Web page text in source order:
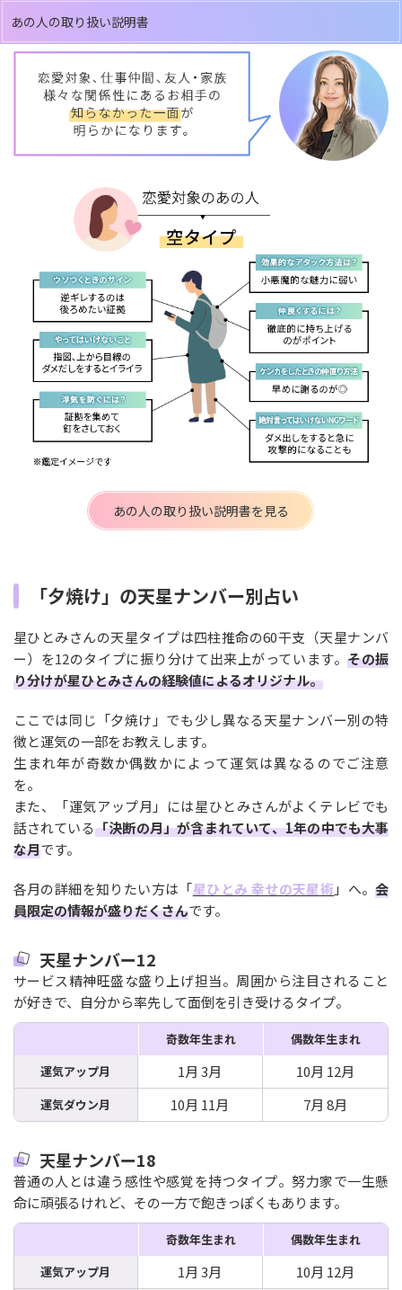
あの人の取り扱い説明書
あの人の取り扱い説明書を見る
「夕焼け」の天星ナンバー別占い
星ひとみさんの天星タイプは四柱推命の60干支（天星ナンバ
ー）を12のタイプに振り分けて出来上がっています。その振
り分けが星ひとみさんの経験値によるオリジナル。
ここでは同じ「夕焼け」でも少し異なる天星ナンバー別の特
徴と運気の一部をお教えします。
生まれ年が奇数か偶数かによって運気は異なるのでご注意
を。
また、「運気アップ月」には星ひとみさんがよくテレビでも
話されている「決断の月」が含まれていて、1年の中でも大事
な月です。
各月の詳細を知りたい方は「星ひとみ 幸せの天星術 」へ。会
員限定の情報が盛りだくさんです。
天星ナンバー12
サービス精神旺盛な盛り上げ担当。周囲から注目されること
が好きで、自分から率先して面倒を引き受けるタイプ。
奇数年生まれ
偶数年生まれ
運気アップ月
1月 3月 10月 12月
運気ダウン月 10月 11月 7月 8月
天星ナンバー18
普通の人とは違う感性や感覚を持つタイプ。努力家で一生懸
命に頑張るけれど、その一方で飽きっぽくもあります。
奇数年生まれ
偶数年生まれ
運気アップ月
1月 3月 10月 12月